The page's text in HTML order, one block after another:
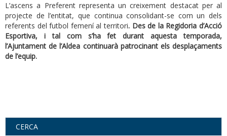
L’ascens a Preferent representa un creixement destacat per al
projecte de l’entitat, que continua consolidant-se com un dels
referents del futbol femení al territori. Des de la Regidoria d’Acció
Esportiva, i tal com s’ha fet durant aquesta temporada,
l’Ajuntament de l’Aldea continuarà patrocinant els desplaçaments
de l’equip.
CERCA